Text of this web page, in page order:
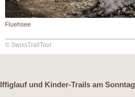
Fluehsee
© SwissTrailTour
Iffiglauf und Kinder-Trails am Sonntag